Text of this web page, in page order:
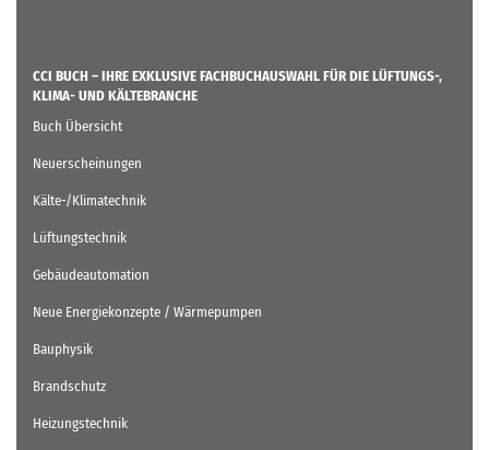
CCI BUCH – IHRE EXKLUSIVE FACHBUCHAUSWAHL FÜR DIE LÜFTUNGS-,
KLIMA- UND KÄLTEBRANCHE
Buch Übersicht
Neuerscheinungen
Kälte-/Klimatechnik
Lüftungstechnik
Gebäudeautomation
Neue Energiekonzepte / Wärmepumpen
Bauphysik
Brandschutz
Heizungstechnik